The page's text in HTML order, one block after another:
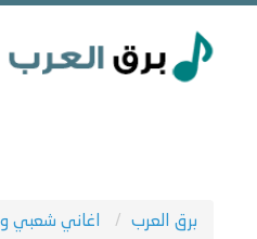
برق العرب
اغاني شعبي